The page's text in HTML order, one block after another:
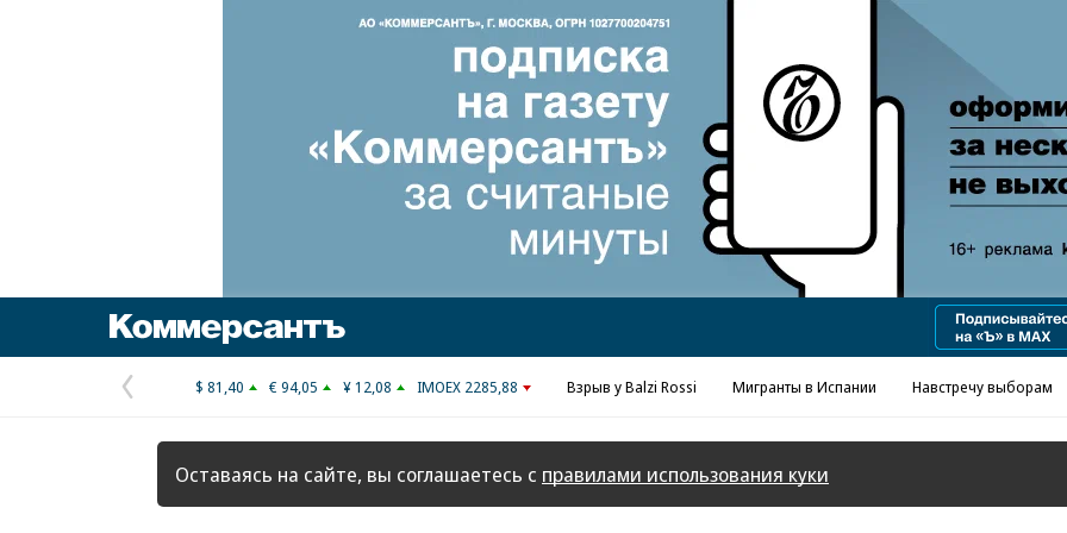
Предыдущая
страница
$ 81,40 € 94,05 ¥ 12,08 IMOEX 2285,88 Взрыв у Balzi Rossi Мигранты в Испании Навстречу выборам
Оставаясь на сайте, вы соглашаетесь с правилами использования куки